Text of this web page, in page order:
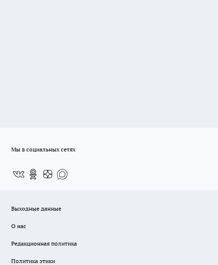
Мы в социальных сетях
Выходные данные
О нас
Редакционная политика
Политика этики